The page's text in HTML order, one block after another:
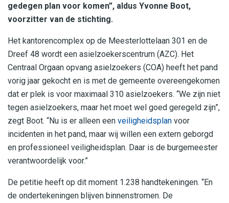
gedegen plan voor komen”, aldus Yvonne Boot,
voorzitter van de stichting.
Het kantorencomplex op de Meesterlottelaan 301 en de
Dreef 48 wordt een asielzoekerscentrum (AZC). Het
Centraal Orgaan opvang asielzoekers (COA) heeft het pand
vorig jaar gekocht en is met de gemeente overeengekomen
dat er plek is voor maximaal 310 asielzoekers. “We zijn niet
tegen asielzoekers, maar het moet wel goed geregeld zijn”,
zegt Boot. “Nu is er alleen een veiligheidsplan voor
incidenten in het pand, maar wij willen een extern geborgd
en professioneel veiligheidsplan. Daar is de burgemeester
verantwoordelijk voor.”
De petitie heeft op dit moment 1.238 handtekeningen. “En
de ondertekeningen blijven binnenstromen. De